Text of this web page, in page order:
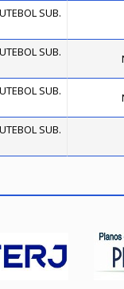
SUB.
SUB.
SUB.
SUB.